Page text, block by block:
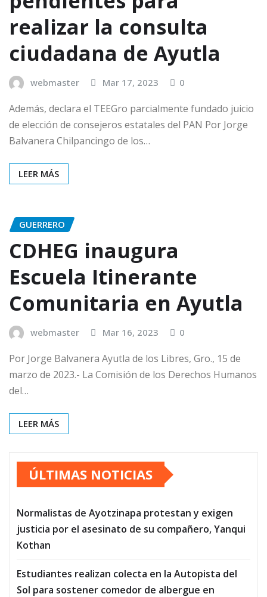
realizar la consulta
ciudadana de Ayutla
webmaster Mar 17, 2023 0
Además, declara el TEEGro parcialmente fundado juicio
de elección de consejeros estatales del PAN Por Jorge
Balvanera Chilpancingo de los…
LEER MÁS
GUERRERO
CDHEG inaugura
Escuela Itinerante
Comunitaria en Ayutla
webmaster Mar 16, 2023 0
Por Jorge Balvanera Ayutla de los Libres, Gro., 15 de
marzo de 2023.- La Comisión de los Derechos Humanos
del…
LEER MÁS
ÚLTIMAS NOTICIAS
Normalistas de Ayotzinapa protestan y exigen
justicia por el asesinato de su compañero, Yanqui
Kothan
Estudiantes realizan colecta en la Autopista del
Sol para sostener comedor de albergue en